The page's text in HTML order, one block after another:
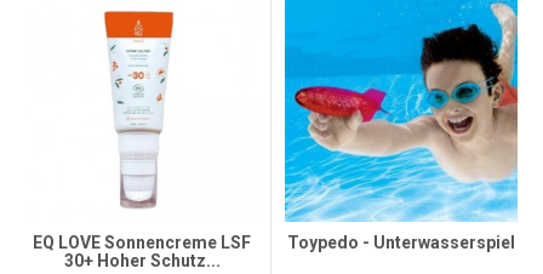
EQ LOVE Sonnencreme LSF
30+ Hoher Schutz...
Toypedo - Unterwasserspiel